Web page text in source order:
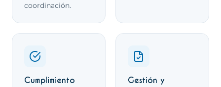
coordinación.
Cumplimiento
Gestión y